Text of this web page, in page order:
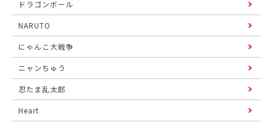
ドラゴンボール
NARUTO
にゃんこ大戦争
ニャンちゅう
忍たま乱太郎
Heart